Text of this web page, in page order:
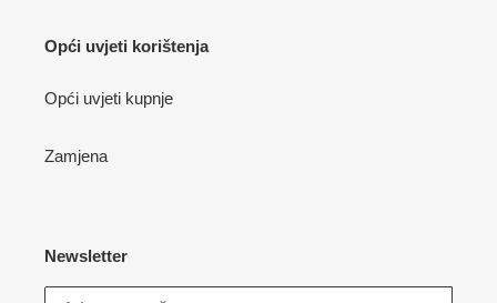
Opći uvjeti korištenja
Opći uvjeti kupnje
Zamjena
Newsletter